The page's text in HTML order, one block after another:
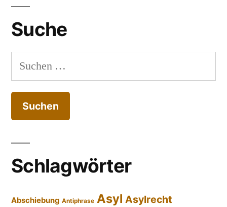
Suche
Suchen
nach:
Schlagwörter
Abschiebung Antiphrase Asyl Asylrecht